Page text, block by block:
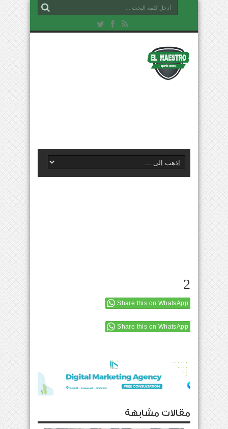
2
Share this on WhatsApp
Share this on WhatsApp
مقالات مشابهة